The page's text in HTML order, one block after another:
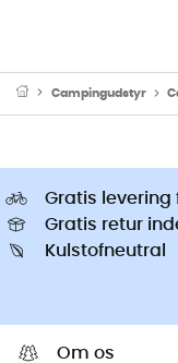
Campingudstyr
Gratis levering
Gratis retur
Kulstofneutral
Om os